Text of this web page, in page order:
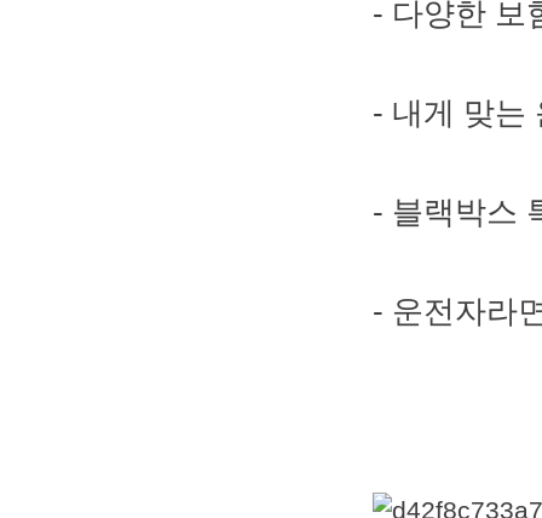
- 다양한 보
- 내게 맞는
- 블랙박스
- 운전자라